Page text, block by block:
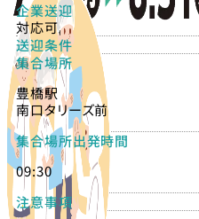
企業送迎
対応可
送迎条件
集合場所
豊橋駅
南口タリーズ前
集合場所出発時間
09:30
注意事項